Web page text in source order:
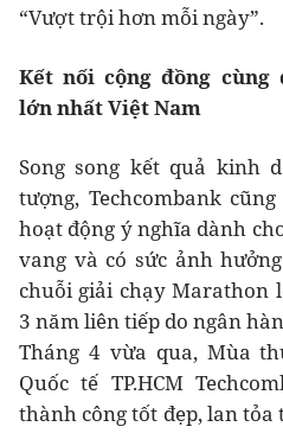
“Vượt trội hơn mỗi ngày”.
Kết nối cộng đồng cùng
lớn nhất Việt Nam
Song song kết quả kinh
tượng, Techcombank
hoạt động ý nghĩa dành
vang và có sức ảnh
chuỗi giải chạy Marathon
3 năm liên tiếp do ngân
Tháng 4 vừa qua, Mùa
Quốc tế TP.HCM
thành công tốt đẹp, lan